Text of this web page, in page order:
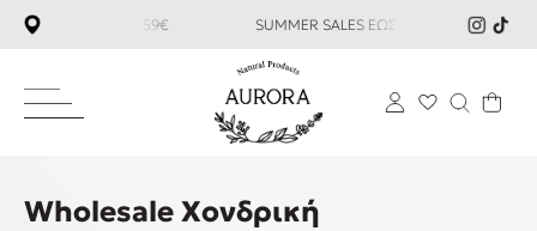
ΑΝΩ ΤΩΝ 59€ SUMMER SALES ΕΩΣ -35% ΔΩΡΕΑΝ
Wholesale Χονδρική